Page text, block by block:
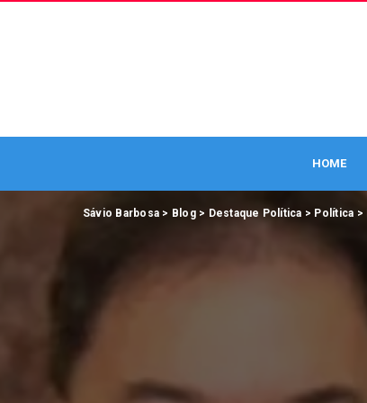
HOME
Sávio Barbosa > Blog> Destaque Política > Política >